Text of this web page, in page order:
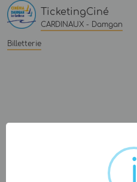
TicketingCiné
CARDINAUX - Damgan
Billetterie